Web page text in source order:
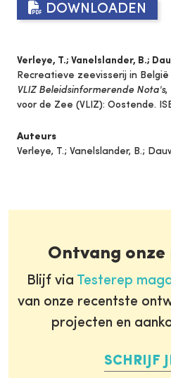
DOWNLOADEN
Verleye, T.; Vanelslander, B.;
Recreatieve zeevisserij in
VLIZ Beleidsinformerende Nota's,
voor de Zee (VLIZ): Oostende.
Auteurs
Verleye, T.; Vanelslander, B.;
Ontvang
Blijf via Testerep
van onze recentste
projecten en
SCHRIJF